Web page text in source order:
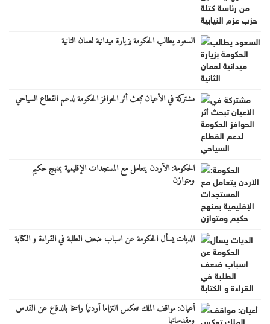
السعود يطالب الحكومة بزيارة ميدانية لعمان الثانية
مشتركة في الأعيان تبحث أثر الحوافز الحكومة لدعم القطاع السياحي
الحكومة: الأردن يتعامل مع المستجدات الإقليمية بمنهج حكيم
ومتوازن
الديات يسأل الحكومة عن اسباب ضعف الطلبة في القراءة و الكتابة
أعيان: مواقف الملك تعكس التزامًا أردنيًا راسخًا بالدفاع عن القدس
ومقدساتها